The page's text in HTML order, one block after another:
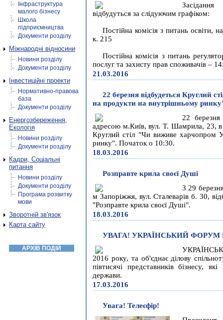
Інфраструктура
малого бізнесу
Школа
підприємництва
Документи розділу
Міжнародні відносини
Новини розділу
Документи розділу
Інвестиційні проекти
Нормативно-правова
база
Документи розділу
Енергозбереження,
Екологія
Новини розділу
Документи розділу
Кадри, Соціальні
питання
Новини розділу
Документи розділу
Програма розвитку
мови
Зворотній зв'язок
Карта сайту
АРХІВ ПОДІЙ
Засідання
відбудуться за слідуючим графіком:
Постійна комісія з питань освіти,
к. 215
Постійна комісія з питань
послуг та захисту прав споживачів –
21.03.2016
22 березня відбудеться Круглий
на продукти на внутрішньому
22
адресою м.Київ, вул. Т. Шамрила, 23, в
Круглий стіл "Чи виживе харчопром
ринку". Початок о 10:30.
18.03.2016
Розправте крила своєї Душі
З 29
м Запоріжжя, вул. Сталеварів б. 30,
"Розправте крила своєї Душі".
18.03.2016
УВАГА! УКРАЇНСЬКИЙ ФОРУМ
2016 року, та об'єднає ділову
півтисячі представників бізнесу,
держави.
17.03.2016
Увага! Телеєфір!